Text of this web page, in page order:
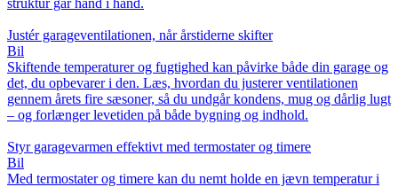
Justér garageventilationen, når årstiderne skifter
Bil
Skiftende temperaturer og fugtighed kan påvirke både din garage og
det, du opbevarer i den. Læs, hvordan du justerer ventilationen
gennem årets fire sæsoner, så du undgår kondens, mug og dårlig lugt
– og forlænger levetiden på både bygning og indhold.
Styr garagevarmen effektivt med termostater og timere
Bil
Med termostater og timere kan du nemt holde en jævn temperatur i